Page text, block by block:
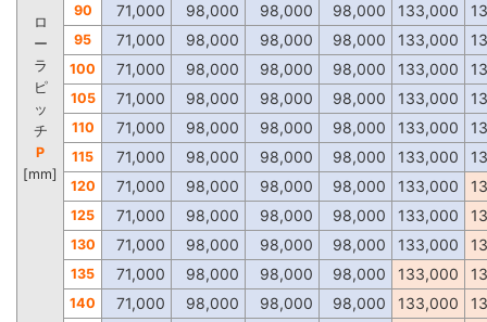
ロ
ー
ラ
ピ
ッ
チ
P
[mm]
90 71,000 98,000 98,000 98,000 133,000
95 71,000 98,000 98,000 98,000 133,000
100 71,000 98,000 98,000 98,000 133,000
105 71,000 98,000 98,000 98,000 133,000
110 71,000 98,000 98,000 98,000 133,000
115 71,000 98,000 98,000 98,000 133,000
120 71,000 98,000 98,000 98,000 133,000
125 71,000 98,000 98,000 98,000 133,000
130 71,000 98,000 98,000 98,000 133,000
135 71,000 98,000 98,000 98,000 133,000
140 71,000 98,000 98,000 98,000 133,000